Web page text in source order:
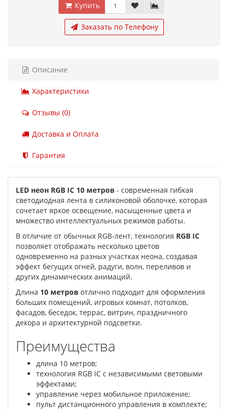
Купить
Заказать по Телефону
Описание
Характеристики
Отзывы (0)
Доставка и Оплата
Гарантия
LED неон RGB IC 10 метров - современная гибкая
светодиодная лента в силиконовой оболочке, которая
сочетает яркое освещение, насыщенные цвета и
множество интеллектуальных режимов работы.
В отличие от обычных RGB-лент, технология RGB IC
позволяет отображать несколько цветов
одновременно на разных участках неона, создавая
эффект бегущих огней, радуги, волн, переливов и
других динамических анимаций.
Длина 10 метров отлично подходит для оформления
больших помещений, игровых комнат, потолков,
фасадов, беседок, террас, витрин, праздничного
декора и архитектурной подсветки.
Преимущества
длина 10 метров;
технология RGB IC с независимыми световыми
эффектами;
управление через мобильное приложение;
пульт дистанционного управления в комплекте;